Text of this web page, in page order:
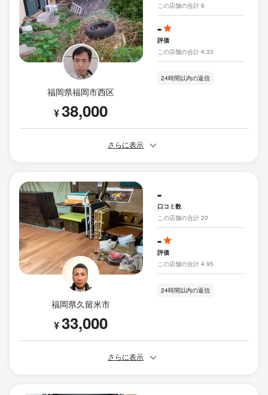
福岡県福岡市西区
¥38,000
この店舗の合計 6
-
評価
この店舗の合計 4.33
24時間以内の返信
さらに表示
福岡県久留米市
¥33,000
-
口コミ数
この店舗の合計 20
-
評価
この店舗の合計 4.95
24時間以内の返信
さらに表示